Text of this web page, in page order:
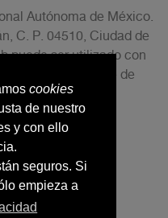
cookies
de nuestro
y con ello
seguros. Si
empieza a
Autónoma de México.
C. P. 04510, Ciudad de
puede ser utilizado con
se cite la fuente de
LEGAL.